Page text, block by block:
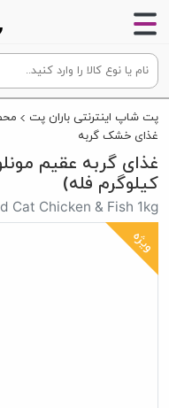
پت شاپ اینترنتی باران پت
غذای خشک گربه
کیلوگرم فله)
Cat Chicken & Fish 1kg
ویژه